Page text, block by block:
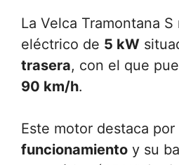
La Velca Tramontana
eléctrico de 5 kW
trasera, con el que
90 km/h.
Este motor destaca por
funcionamiento y su